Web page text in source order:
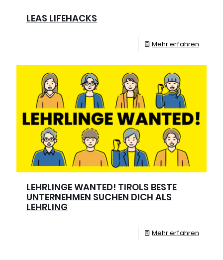
LEAS LIFEHACKS
Mehr erfahren
LEHRLINGE WANTED! TIROLS BESTE
UNTERNEHMEN SUCHEN DICH ALS
LEHRLING
Mehr erfahren